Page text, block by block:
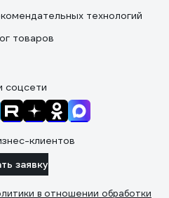
технологий
товаров
соцсети
клиентов
заявку
в отношении обработки